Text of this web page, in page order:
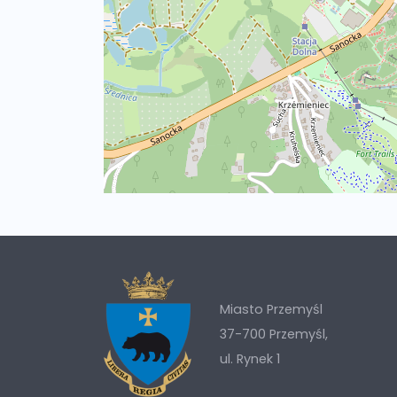
Miasto Przemyśl
37-700 Przemyśl,
ul. Rynek 1